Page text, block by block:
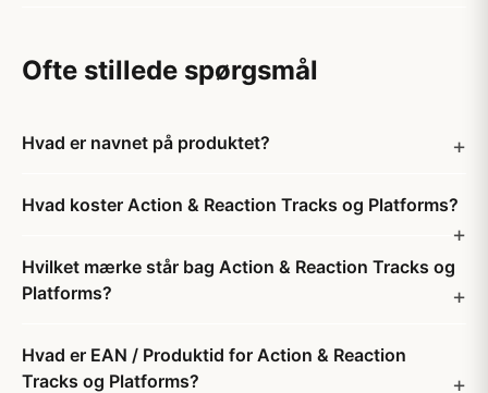
Ofte stillede spørgsmål
Hvad er navnet på produktet?
Hvad koster Action & Reaction Tracks og Platforms?
Hvilket mærke står bag Action & Reaction Tracks og
Platforms?
Hvad er EAN / Produktid for Action & Reaction
Tracks og Platforms?